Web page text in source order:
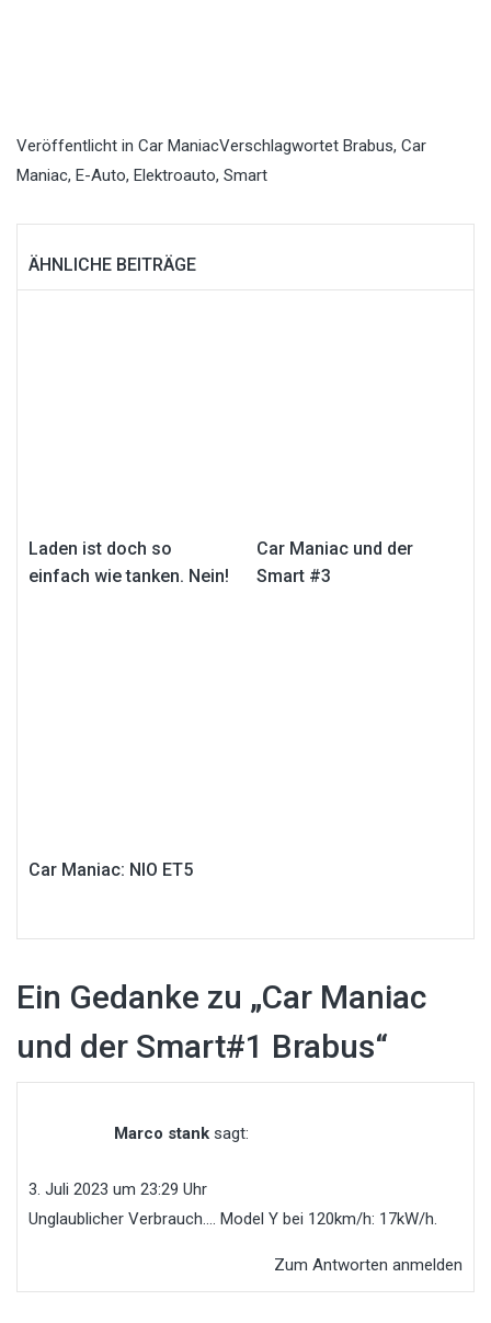
Veröffentlicht in Car ManiacVerschlagwortet Brabus, Car
Maniac, E-Auto, Elektroauto, Smart
ÄHNLICHE BEITRÄGE
Laden ist doch so
einfach wie tanken. Nein!
Car Maniac und der
Smart #3
Car Maniac: NIO ET5
Ein Gedanke zu „Car Maniac
und der Smart#1 Brabus“
Marco stank sagt:
3. Juli 2023 um 23:29 Uhr
Unglaublicher Verbrauch…. Model Y bei 120km/h: 17kW/h.
Zum Antworten anmelden